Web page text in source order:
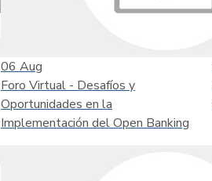
06 Aug
Foro Virtual - Desafíos y
Oportunidades en la
Implementación del Open Banking